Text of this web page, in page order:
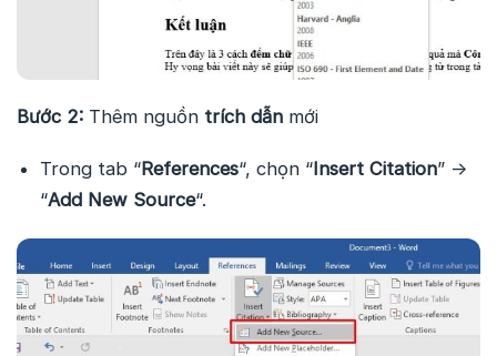
Bước 2: Thêm nguồn trích dẫn mới
Trong tab “References“, chọn “Insert Citation” ->
“Add New Source“.